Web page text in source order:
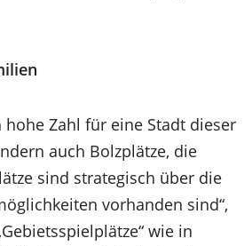
Zahl für eine Stadt dieser
auch Bolzplätze, die
sind strategisch über die
vorhanden sind“,
wie in